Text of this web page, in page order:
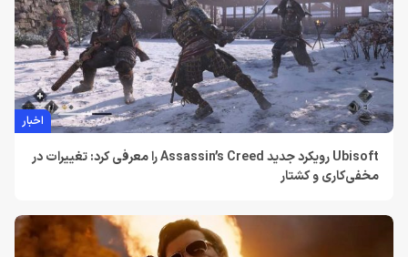
اخبار
Ubisoft رویکرد جدید Assassin’s Creed را معرفی کرد: تغییرات در
مخفی‌کاری و کشتار